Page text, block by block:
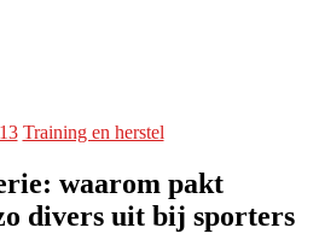
Categorieën
Training en herstel
waarom pakt
divers uit bij sporters